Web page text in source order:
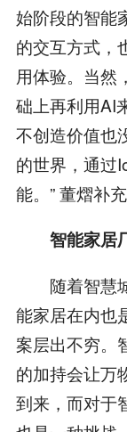
始阶段的智能
的交互方式，
用体验。当然
础上再利用AI
不创造价值也
的世界，通过
能。” 董熠补充
智能家居
随着智慧城
能家居在内也
案层出不穷。
的加持会让万
到来，而对于